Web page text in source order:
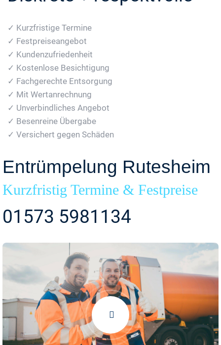
✓ Kurzfristige Termine
✓ Festpreiseangebot
✓ Kundenzufriedenheit
✓ Kostenlose Besichtigung
✓ Fachgerechte Entsorgung
✓ Mit Wertanrechnung
✓ Unverbindliches Angebot
✓ Besenreine Übergabe
✓ Versichert gegen Schäden
Entrümpelung Rutesheim
Kurzfristig Termine & Festpreise
01573 5981134